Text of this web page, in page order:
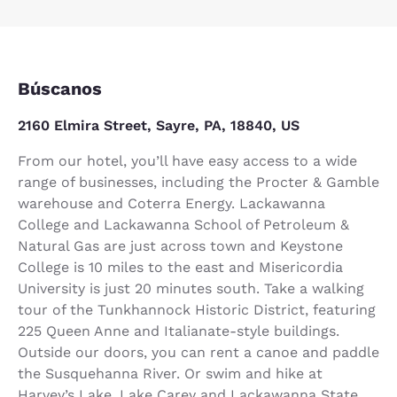
Búscanos
2160 Elmira Street, Sayre, PA, 18840, US
From our hotel, you’ll have easy access to a wide
range of businesses, including the Procter & Gamble
warehouse and Coterra Energy. Lackawanna
College and Lackawanna School of Petroleum &
Natural Gas are just across town and Keystone
College is 10 miles to the east and Misericordia
University is just 20 minutes south. Take a walking
tour of the Tunkhannock Historic District, featuring
225 Queen Anne and Italianate-style buildings.
Outside our doors, you can rent a canoe and paddle
the Susquehanna River. Or swim and hike at